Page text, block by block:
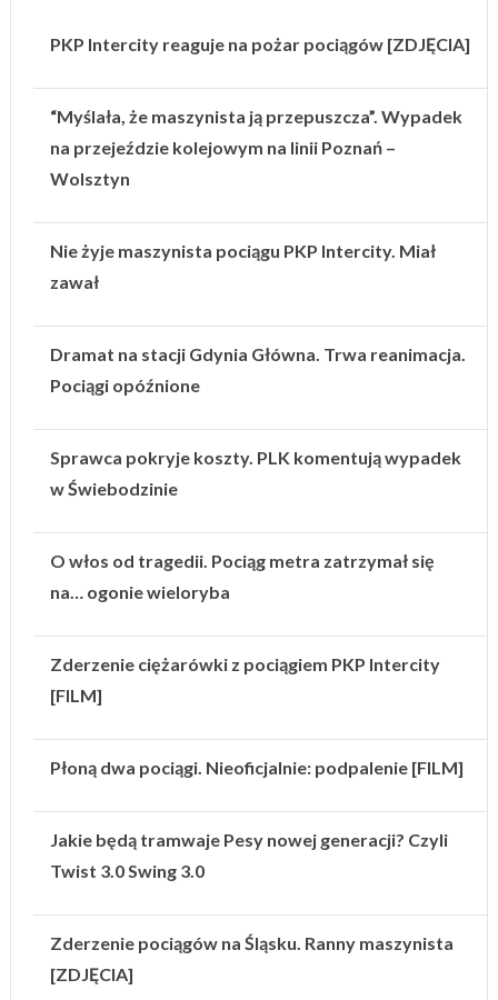
PKP Intercity reaguje na pożar pociągów [ZDJĘCIA]
“Myślała, że maszynista ją przepuszcza”. Wypadek
na przejeździe kolejowym na linii Poznań –
Wolsztyn
Nie żyje maszynista pociągu PKP Intercity. Miał
zawał
Dramat na stacji Gdynia Główna. Trwa reanimacja.
Pociągi opóźnione
Sprawca pokryje koszty. PLK komentują wypadek
w Świebodzinie
O włos od tragedii. Pociąg metra zatrzymał się
na… ogonie wieloryba
Zderzenie ciężarówki z pociągiem PKP Intercity
[FILM]
Płoną dwa pociągi. Nieoficjalnie: podpalenie [FILM]
Jakie będą tramwaje Pesy nowej generacji? Czyli
Twist 3.0 Swing 3.0
Zderzenie pociągów na Śląsku. Ranny maszynista
[ZDJĘCIA]